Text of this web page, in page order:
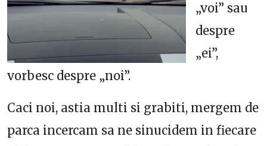
„voi” sau
despre
„ei”,
vorbesc despre „noi”.
Caci noi, astia multi si grabiti, mergem de
parca incercam sa ne sinucidem in fiecare